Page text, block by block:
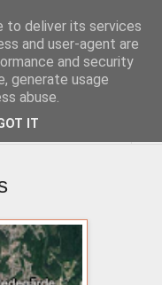
horisont
to deliver its services
and user-agent are
and security
generate usage
abuse.
IT